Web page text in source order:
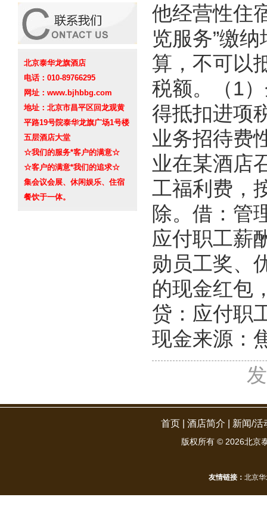
北京泰华龙旗酒店
电话：010-89766295
网址：www.bjhbbg.com
地址：北京市昌平区回龙观黄
平路19号院泰华龙旗广场1号楼
五层酒店大堂
☆我们的服务*客户的满意☆
☆客户的满意*我们的追求☆
集会议会展、休闲娱乐、住宿
餐饮于一体。
他经营性住
览服务”缴
算，不可以
税额。（1
得抵扣进项
业务招待费
业在某酒店
工福利费，
除。借：
应付职工薪
勋员工奖、
的现金红包
贷：应付
现金来源：
首页 酒店简介 新闻/活
版权所有 © 2026北京
友情链接： 北京